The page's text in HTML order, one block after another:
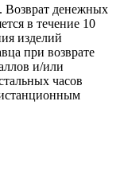
Возврат денежных
в течение 10
изделий
при возврате
и/или
часов